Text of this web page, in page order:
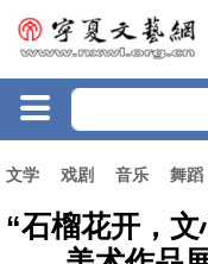
文学 戏剧 音乐 舞蹈
“石榴花开，